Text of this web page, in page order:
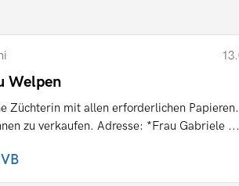
Welpen
Züchterin mit allen erforderlichen
zu verkaufen. Adresse: *Frau Gabriele ...
VB